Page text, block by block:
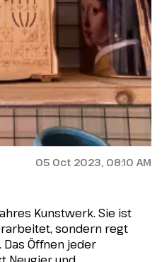
05 Oct 2023, 08:10 AM
Kunstwerk. Sie ist
sondern regt
Öffnen jeder